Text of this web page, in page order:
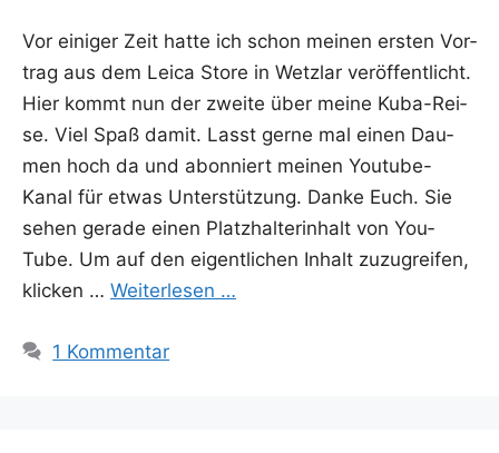
Vor eini­ger Zeit hat­te ich schon mei­nen ers­ten Vor­
trag aus dem Lei­ca Store in Wetz­lar ver­öf­fent­licht.
Hier kommt nun der zwei­te über mei­ne Kuba-Rei­­
se. Viel Spaß damit. Lasst ger­ne mal einen Dau­
men hoch da und abon­niert mei­nen You­­tu­be-
Kanal für etwas Unter­stüt­zung. Dan­ke Euch. Sie
sehen gera­de einen Platz­hal­ter­in­halt von You­
Tube. Um auf den eigent­li­chen Inhalt zuzu­grei­fen,
kli­cken … Wei­ter­le­sen …
1 Kommentar